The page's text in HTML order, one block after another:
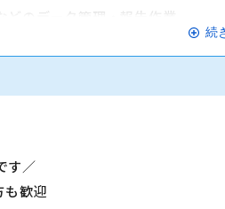
どのデータ管理・報告作業
分)のシフト制勤務
19:30
続
す／
も歓迎